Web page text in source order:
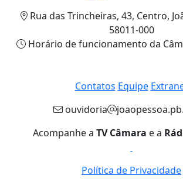
Rua das Trincheiras, 43, Centro,
58011-000
Horário de funcionamento da
Contatos Equipe
ouvidoria
Acompanhe a TV Câmara e a
Política de Privacidade